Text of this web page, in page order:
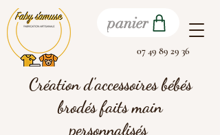
panier
07 49 89 29 36
Création d'accessoires bébés
brodés faits main
personnalisés